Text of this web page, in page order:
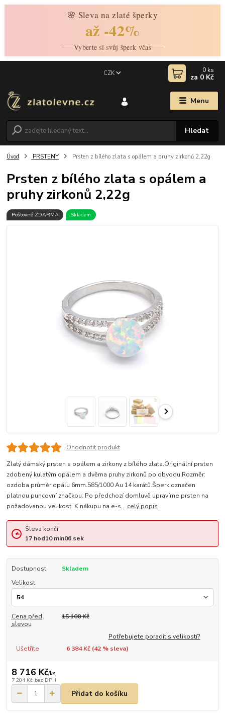
🌸 Sleva na zlaté šperky
až -42%
Vyberte si svůj šperk včas
Menu
CZK
Hledat
0 ks
za 0 Kč
Úvod PRSTENY Prsten z bílého zlata s opálem a pruhy zirkonů 2,22g
Prsten z bílého zlata s opálem a
pruhy zirkonů 2,22g
Poštovné ZDARMA Skladem
Ohodnotit produkt
Zlatý dámský prsten s opálem a zirkony z bílého zlata.Originální prsten
zdobený kulatým opálem a dvěma pruhy zirkonů po obvodu.Rozměr:
ozdoba průměr opálu 6mm.585/1000 Au 14 karátů.Šperk označen
platnou puncovní značkou. Po předchozí domluvě upravíme prsten na
požadovanou velikost. K nákupu na e-s... celý popis
Sleva končí:
17hod10min05sek
Dostupnost
Skladem
Velikost
Cena před
slevou
15 100 Kč
Potřebujete poradit s velikostí?
Ušetříte
6 384 Kč (42% sleva)
8 716 Kč/ks
7 204 Kč bez DPH
Přidat do košíku